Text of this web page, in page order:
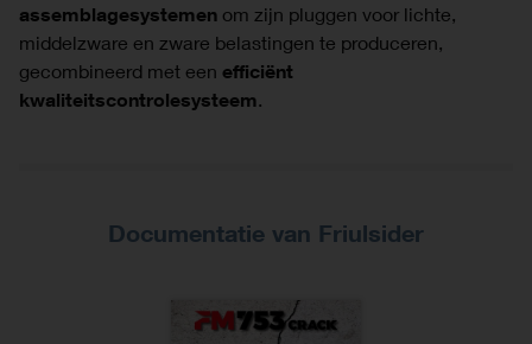
assemblagesystemen om zijn pluggen voor lichte,
middelzware en zware belastingen te produceren,
gecombineerd met een efficiënt
kwaliteitscontrolesysteem.
Documentatie van Friulsider